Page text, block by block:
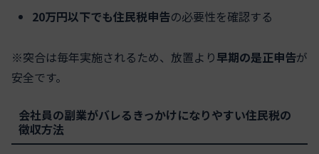
20万円以下でも住民税申告の必要性を確認する
※突合は毎年実施されるため、放置より早期の是正申告が
安全です。
会社員の副業がバレるきっかけになりやすい住民税の
徴収方法